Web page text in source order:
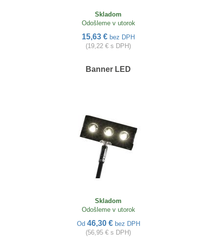
Skladom
Odošleme v utorok
15,63 € bez DPH
(19,22 € s DPH)
Banner LED
Skladom
Odošleme v utorok
Od 46,30 € bez DPH
(56,95 € s DPH)